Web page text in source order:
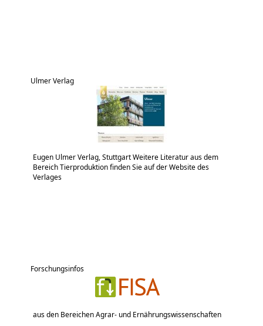
Ulmer Verlag
Eugen Ulmer Verlag, Stuttgart Weitere Literatur aus dem
Bereich Tierproduktion finden Sie auf der Website des
Verlages
Forschungsinfos
aus den Bereichen Agrar- und Ernährungswissenschaften